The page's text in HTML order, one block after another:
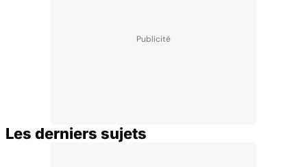
Les derniers sujets